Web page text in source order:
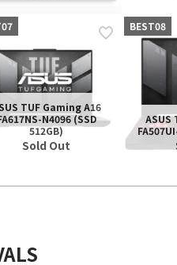
TUF Gaming A16
N4096 (SSD
512GB)
Sold Out
BEST08
ASUS